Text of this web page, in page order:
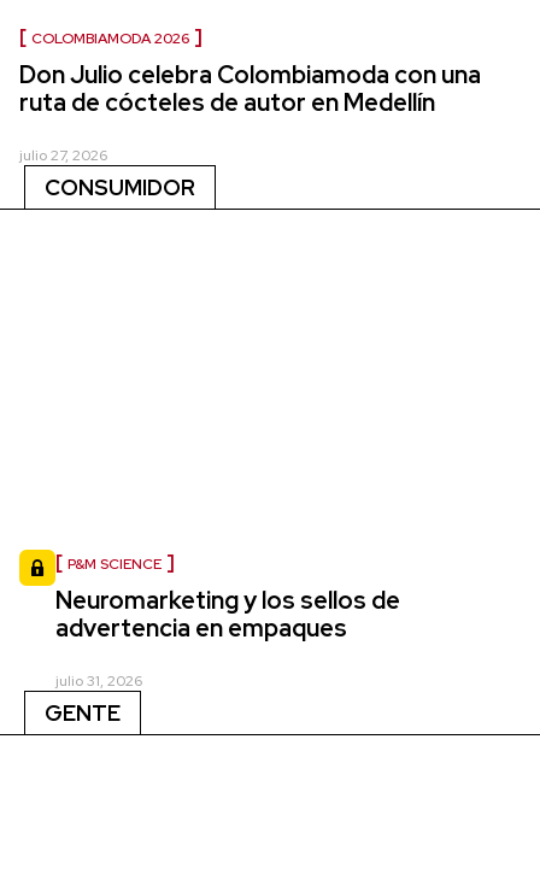
COLOMBIAMODA 2026
Don Julio celebra Colombiamoda con una
ruta de cócteles de autor en Medellín
julio 27, 2026
CONSUMIDOR
P&M SCIENCE
Neuromarketing y los sellos de
advertencia en empaques
julio 31, 2026
GENTE